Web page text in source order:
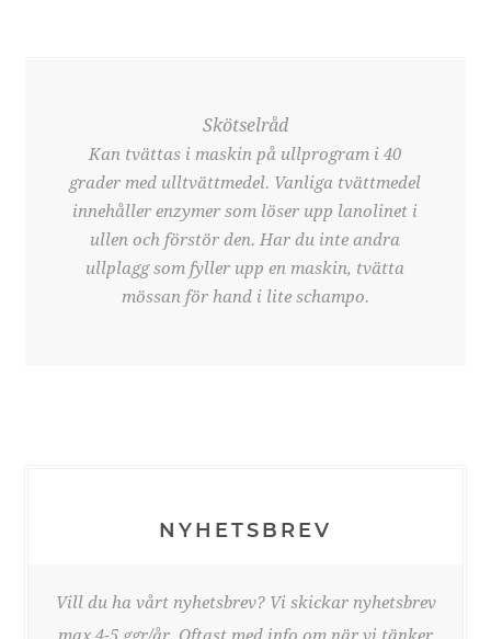
Skötselråd
Kan tvättas i maskin på ullprogram i 40
grader med ulltvättmedel. Vanliga tvättmedel
innehåller enzymer som löser upp lanolinet i
ullen och förstör den. Har du inte andra
ullplagg som fyller upp en maskin, tvätta
mössan för hand i lite schampo.
NYHETSBREV
Vill du ha vårt nyhetsbrev? Vi skickar nyhetsbrev